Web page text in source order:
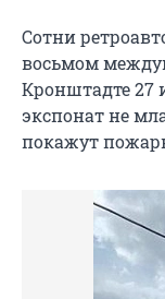
Сотни
восьмом
Кронштадте 27
экспонат не
покажут